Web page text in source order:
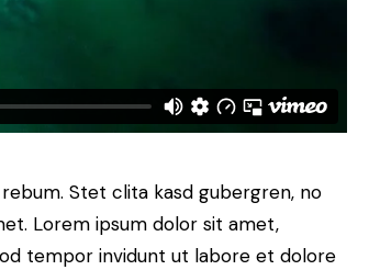
Stet clita kasd gubergren, no
Lorem ipsum dolor sit amet,
tempor invidunt ut labore et dolore